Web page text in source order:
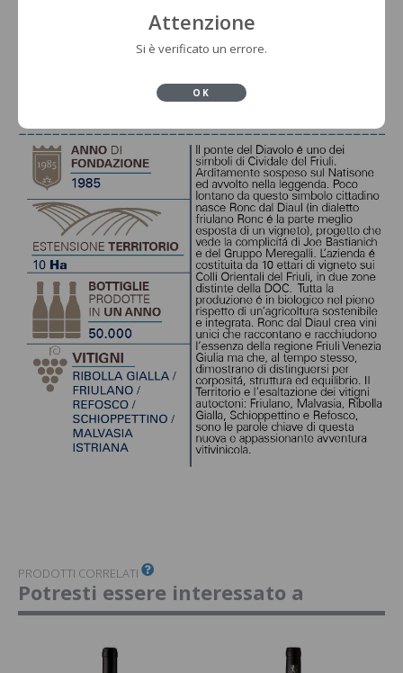
PRODOTTI CORRELATI
Potresti essere interessato a
Attenzione
Si è verificato un errore.
OK